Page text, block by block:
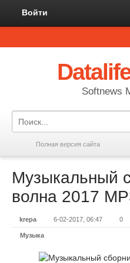
Войти
Softnews
Полная версия сайта
Музыкальный
волна 2017
krepa 6-02-2017, 06:47 0
Музыка